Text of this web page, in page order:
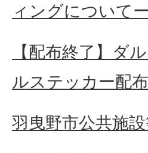
ィングについてー
【配布終了】ダ
ルステッカー配布
羽曳野市公共施